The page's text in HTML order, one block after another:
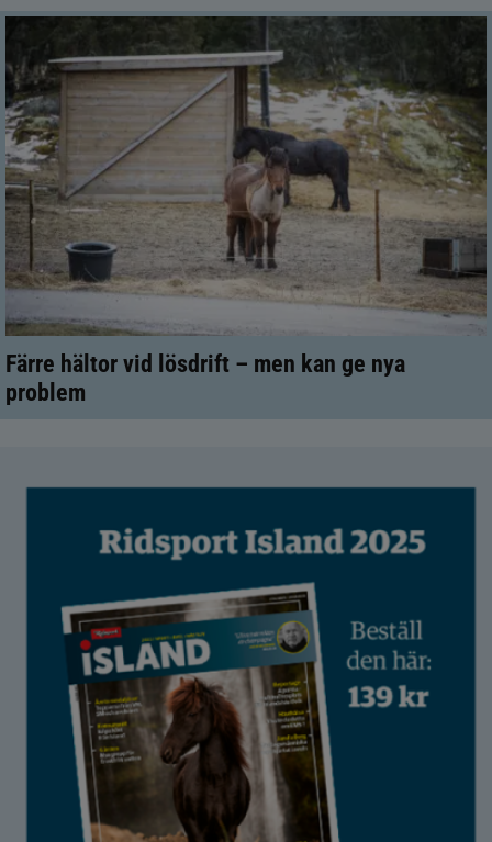
Färre hältor vid lösdrift – men kan ge nya
problem